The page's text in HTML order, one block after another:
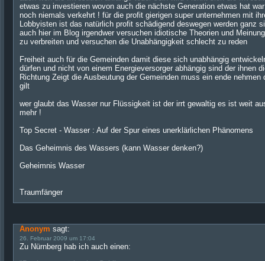
etwas zu investieren wovon auch die nächste Generation etwas hat war
noch niemals verkehrt ! für die profit gierigen super unternehmen mit
Lobbyisten ist das natürlich profit schädigend deswegen werden ganz
auch hier im Blog irgendwer versuchen idiotische Theorien und
zu verbreiten und versuchen die Unabhängigkeit schlecht zu reden
Freiheit auch für die Gemeinden damit diese sich unabhängig
dürfen und nicht von einem Energieversorger abhängig sind der ihnen
Richtung Zeigt die Ausbeutung der Gemeinden muss ein ende nehmen
gilt
wer glaubt das Wasser nur Flüssigkeit ist der irrt gewaltig es ist weit
mehr !
Top Secret - Wasser : Auf der Spur eines unerklärlichen Phänomens
Das Geheimnis des Wassers (kann Wasser denken?)
Geheimnis Wasser
Traumfänger
Anonym sagt:
26. Februar 2009 um 17:04
Zu Nürnberg hab ich auch einen: